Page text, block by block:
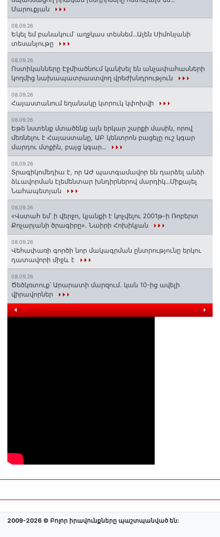
Մարուքյան
08.09.26
Եկել եմ բանակում՝ աղջկաս տեսնեմ․․․Ալեն Սիմոնյանի
տեսանյութը
08.09.26
Ոստիկանները Էջմիածնում կանխել են անչափահասների
կողմից նախապատրաստվող վրեժխնդրություն
08.09.26
Հայաստանում եղանակը կտրուկ կփոխվի
08.09.26
Եթե նստենք մտածենք այն երկար շարքի մասին, որով
մեռնելու է Հայաստանը, ԱԲ կենտրոն բացելը ուշ կգար
մարդու մտքին, բայց կգար․․․
08.09.26
Տրագիկոմեդիա է, որ ԱԺ պատգամավոր են դարձել անձի
ձևավորման էլեմենտար խնդիրներով մարդիկ․․․Միքայել
Նահապետյան
08.09.26
«Վստահ եմ՝ ի վերջո, կյանքի է կոչվելու 2001թ-ի Ռոբերտ
Քոչարյանի ծրագիրը». Նաիրի Հոխիկյան
08.09.26
Վեհափառի գործի նոր մակագրման ընտրությունը երկու
դատավորի միջև է
08.09.26
Ծեծկռտուք՝ Արարատի մարզում. կան 10-ից ավելի
վիրավորներ
2009-2026 © Բոլոր իրավունքները պաշտպանված են: